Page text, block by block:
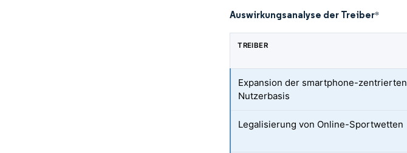
Auswirkungsanalyse der Treiber*
TREIBER
Expansion der smartphone-zentrierten
Nutzerbasis
Legalisierung von Online-Sportwetten